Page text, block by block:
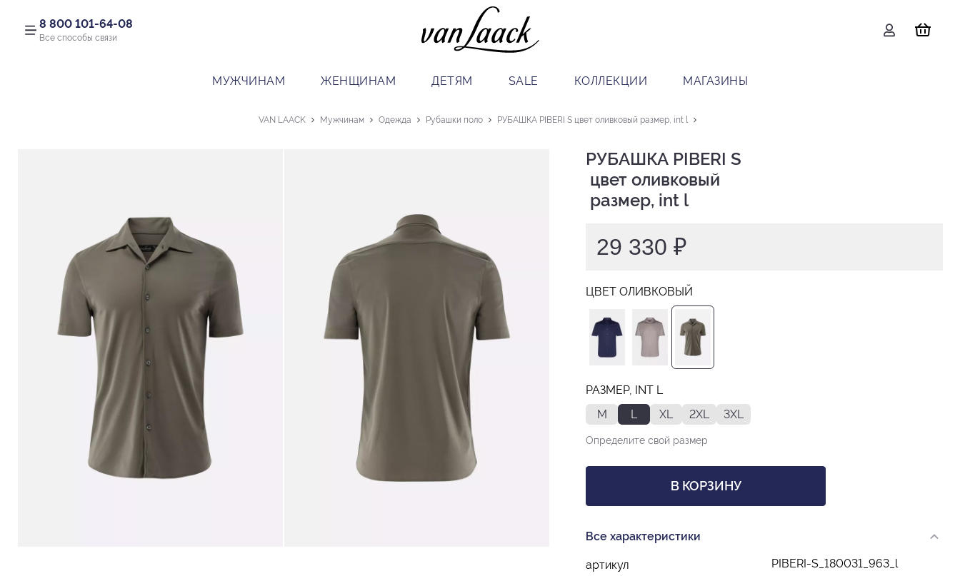
8 800 101-64-08
Все способы связи
МУЖЧИНАМ ЖЕНЩИНАМ ДЕТЯМ SALE КОЛЛЕКЦИИ МАГАЗИНЫ
VAN LAACK Мужчинам Одежда Рубашки поло РУБАШКА PIBERI S цвет оливковый размер, int l
РУБАШКА PIBERI S
размер, int l
29 330 ₽
ЦВЕТ ОЛИВКОВЫЙ
РАЗМЕР, INT L
M
L XL 2XL 3XL
Определите свой размер
В КОРЗИНУ
Все характеристики
артикул
PIBERI-S_180031_963_l